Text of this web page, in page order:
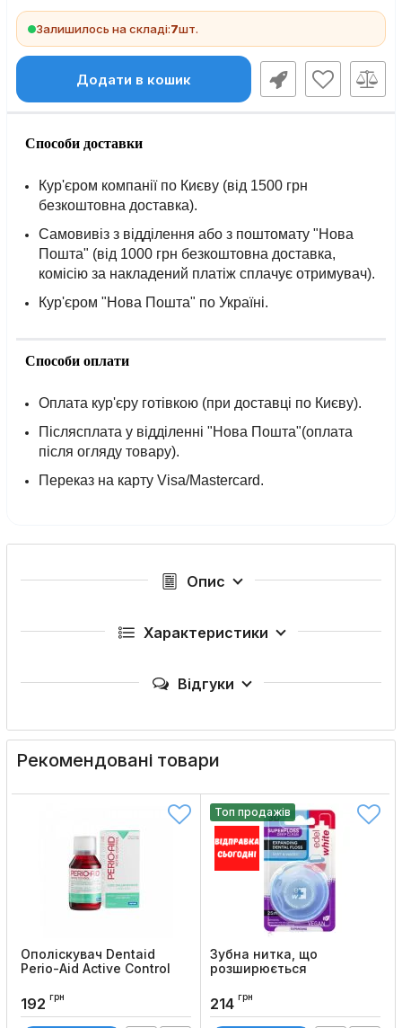
Залишилось на складі:7шт.
Додати в кошик
Способи доставки
Кур'єром компанії по Києву (від 1500 грн
безкоштовна доставка).
Самовивіз з відділення або з поштомату "Нова
Пошта" (від 1000 грн безкоштовна доставка,
комісію за накладений платіж сплачує отримувач).
Кур'єром "Нова Пошта" по Україні.
Способи оплати
Оплата кур'єру готівкою (при доставці по Києву).
Післясплата у відділенні "Нова Пошта"(оплата
після огляду товару).
Переказ на карту Visa/Mastercard.
Опис
Характеристики
Відгуки
Рекомендовані товари
Ополіскувач Dentaid
Perio-Aid Active Control
192 грн
Топ продажів
Зубна нитка, що
розширюється
м
Код товару: 116
214 грн